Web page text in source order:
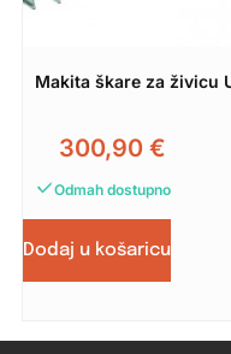
Makita škare za živicu
300,90 €
Odmah dostupno
Dodaj u košaricu